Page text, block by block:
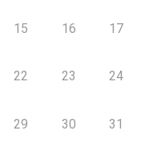
15 16 17
22 23 24
29 30 31